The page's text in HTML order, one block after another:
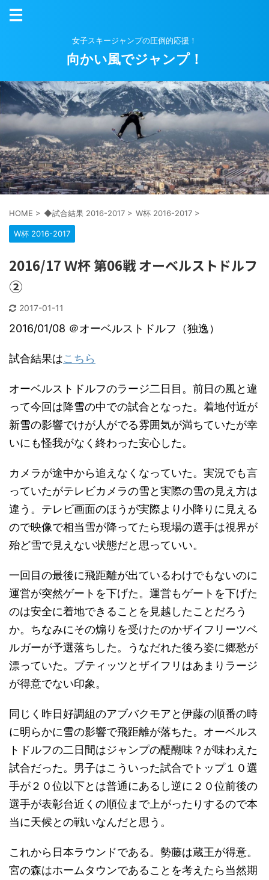
女子スキージャンプの圧倒的応援！
向かい風でジャンプ！
HOME > ◆試合結果 2016-2017 > W杯 2016-2017 >
W杯 2016-2017
2016/17 Ｗ杯 第06戦 オーベルストドルフ
②
2017-01-11
2016/01/08 ＠オーベルストドルフ（独逸）
試合結果はこちら
オーベルストドルフのラージ二日目。前日の風と違
って今回は降雪の中での試合となった。着地付近が
新雪の影響でけが人がでる雰囲気が満ちていたが幸
いにも怪我がなく終わった安心した。
カメラが途中から追えなくなっていた。実況でも言
っていたがテレビカメラの雪と実際の雪の見え方は
違う。テレビ画面のほうが実際より小降りに見える
ので映像で相当雪が降ってたら現場の選手は視界が
殆ど雪で見えない状態だと思っていい。
一回目の最後に飛距離が出ているわけでもないのに
運営が突然ゲートを下げた。運営もゲートを下げた
のは安全に着地できることを見越したことだろう
か。ちなみにその煽りを受けたのかザイフリーツベ
ルガーが予選落ちした。うなだれた後ろ姿に郷愁が
漂っていた。ブティッツとザイフリはあまりラージ
が得意でない印象。
同じく昨日好調組のアブバクモアと伊藤の順番の時
に明らかに雪の影響で飛距離が落ちた。オーベルス
トドルフの二日間はジャンプの醍醐味？が味わえた
試合だった。男子はこういった試合でトップ１０選
手が２０位以下とは普通にあるし逆に２０位前後の
選手が表彰台近くの順位まで上がったりするので本
当に天候との戦いなんだと思う。
これから日本ラウンドである。勢藤は蔵王が得意。
宮の森はホームタウンであることを考えたら当然期